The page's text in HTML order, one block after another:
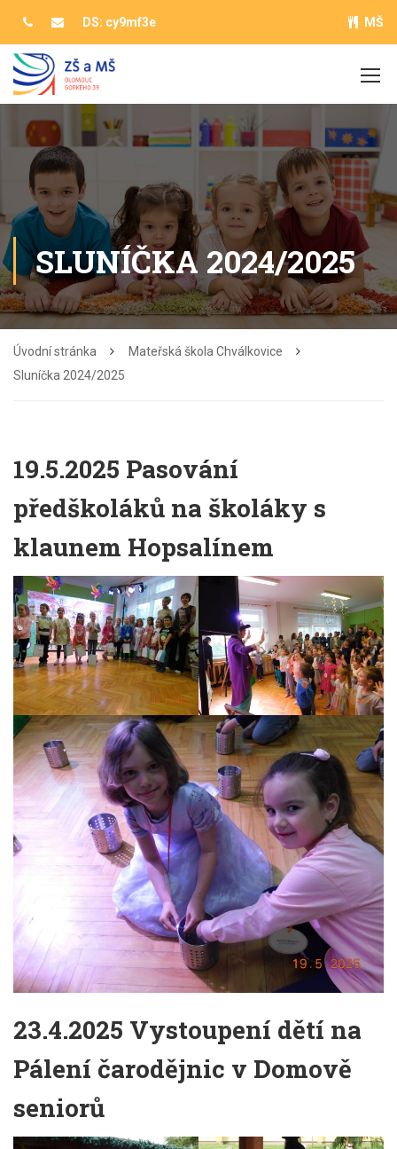
DS: cy9mf3e MŠ
SLUNÍČKA 2024/2025
Úvodní stránka
Mateřská škola Chválkovice
Sluníčka 2024/2025
19.5.2025 Pasování
předškoláků na školáky s
klaunem Hopsalínem
23.4.2025 Vystoupení dětí na
Pálení čarodějnic v Domově
seniorů